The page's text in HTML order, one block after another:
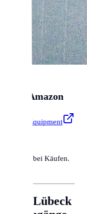
auf Amazon
& Equipment
bei Käufen.
in Lübeck